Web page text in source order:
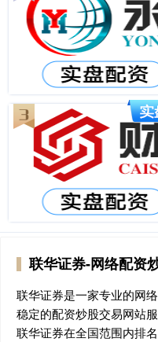
联华证券-网络配资
联华证券是一家专业的网
稳定的配资炒股交易网站
联华证券在全国范围内排